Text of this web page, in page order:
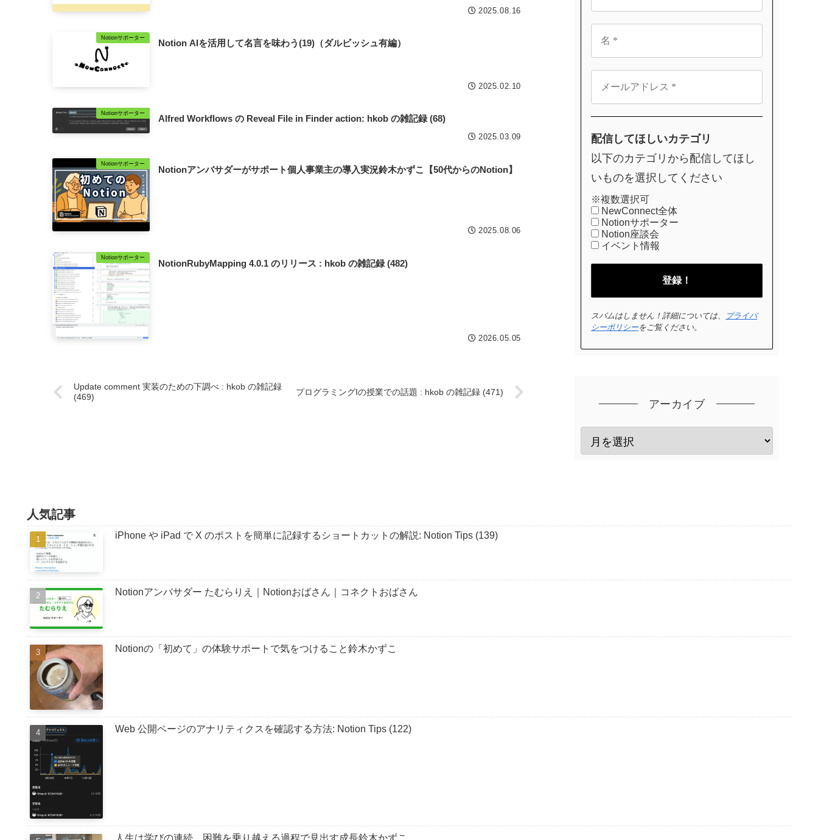
2025.08.16
Notionサポーター
Notion AIを活用して名言を味わう(19)（ダルビッシュ有編）
2025.02.10
Notionサポーター
Alfred Workflows の Reveal File in Finder action: hkob の雑記録 (68)
2025.03.09
Notionサポーター
Notionアンバサダーがサポート個人事業主の導入実況鈴木かずこ【50代からのNotion】
2025.08.06
Notionサポーター
NotionRubyMapping 4.0.1 のリリース : hkob の雑記録 (482)
2026.05.05
Update comment 実装のための下調べ : hkob の雑記録
(469)
プログラミングIの授業での話題 : hkob の雑記録 (471)
配信してほしいカテゴリ
以下のカテゴリから配信してほし
いものを選択してください
※複数選択可
NewConnect全体
Notionサポーター
Notion座談会
イベント情報
スパムはしません！詳細については、
プライバ
シーポリシーをご覧ください。
アーカイブ
人気記事
iPhone や iPad で X のポストを簡単に記録するショートカットの解説: Notion Tips (139)
Notionアンバサダー たむらりえ｜Notionおばさん｜コネクトおばさん
Notionの「初めて」の体験サポートで気をつけること鈴木かずこ
Web 公開ページのアナリティクスを確認する方法: Notion Tips (122)
人生は学びの連続 困難を乗り越える過程で見出す成長鈴木かずこ